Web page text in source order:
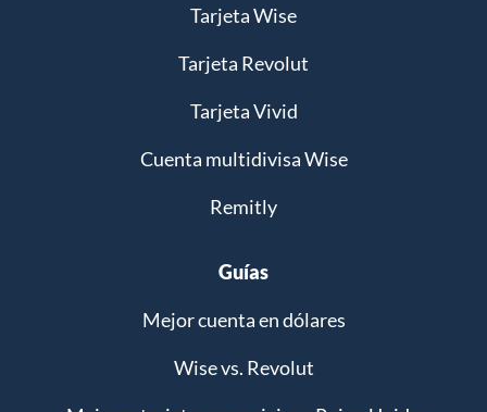
Tarjeta Wise
Tarjeta Revolut
Tarjeta Vivid
Cuenta multidivisa Wise
Remitly
Guías
Mejor cuenta en dólares
Wise vs. Revolut